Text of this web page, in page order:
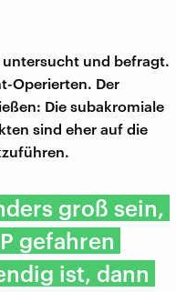
untersucht und befragt.
Operierten. Der
Die subakromiale
sind eher auf die
groß sein,
gefahren
ist, dann